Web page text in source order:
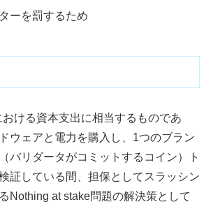
ーを罰するため
おける資本支出に相当するものであ
ウェアと電力を購入し、1つのブラン
バリダータがコミットするコイン）ト
証している間、担保としてスラッシン
Nothing at stake問題の解決策として